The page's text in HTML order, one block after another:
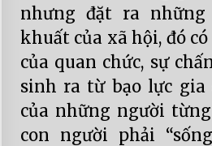
nhưng đặt ra
khuất của xã hội, đó
của quan chức, sự
sinh ra từ bạo lực gia
của những người
con người phải